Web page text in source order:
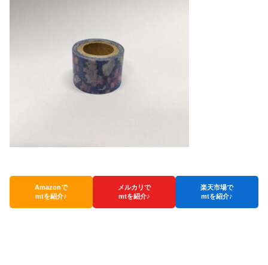
Amazonで
mtを紹介♪
メルカリで
mtを紹介♪
楽天市場で
mtを紹介♪